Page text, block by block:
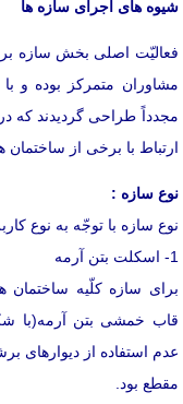
شیوه های اجرای سازه ها
فعاليّت اصلی بخش سازه
مشاوران متمركز بوده و با
مجدداً طراحی گردیدند كه
ارتباط با برخی از ساختمان
نوع سازه :
نوع سازه با توجّه به نوع
1- اسكلت بتن آرمه
برای سازه كلّیه
قاب خمشی بتن آرمه(با
عدم استفاده از دیوارهای
مقطع بود.